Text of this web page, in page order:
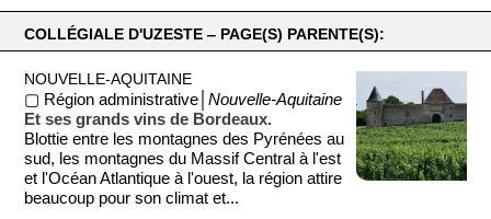
COLLÉGIALE D'UZESTE ‒ PAGE(S) PARENTE(S):
NOUVELLE-AQUITAINE
▢ Région administrative│Nouvelle-Aquitaine
Et ses grands vins de Bordeaux.
Blottie entre les montagnes des Pyrénées au
sud, les montagnes du Massif Central à l'est
et l'Océan Atlantique à l'ouest, la région attire
beaucoup pour son climat et...